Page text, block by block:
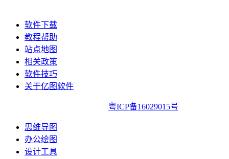
软件下载
教程帮助
站点地图
相关政策
软件技巧
关于亿图软件
粤ICP备16029015号
思维导图
办公绘图
设计工具